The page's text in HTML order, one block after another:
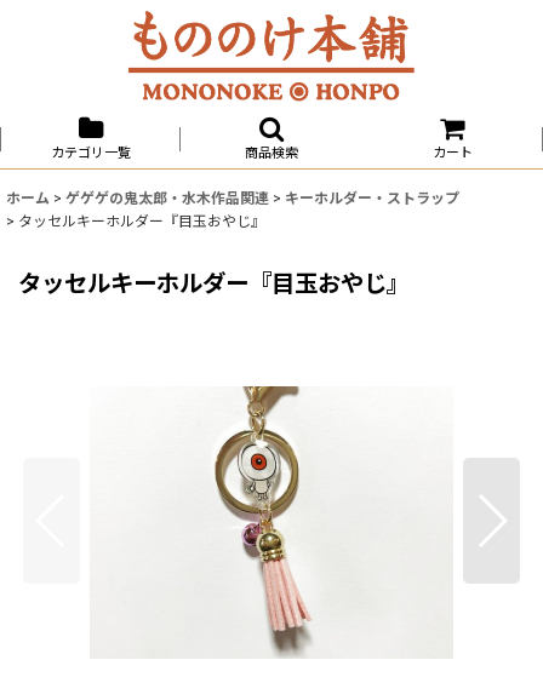
カテゴリ一覧 商品検索 カート
ホーム > ゲゲゲの鬼太郎・水木作品関連 > キーホルダー・ストラップ
> タッセルキーホルダー『目玉おやじ』
タッセルキーホルダー『目玉おやじ』